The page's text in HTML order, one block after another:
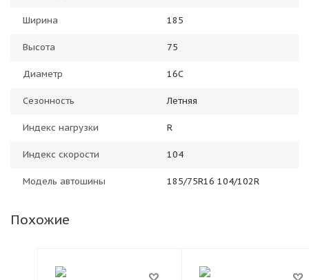
Ширина 185
Высота 75
Диаметр 16C
Сезонность Летняя
Индекс нагрузки R
Индекс скорости 104
Модель автошины 185/75R16 104/102R
Похожие